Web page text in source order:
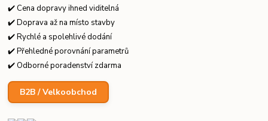
✔️ Cena dopravy ihned viditelná
✔️ Doprava až na místo stavby
✔️ Rychlé a spolehlivé dodání
✔️ Přehledné porovnání parametrů
✔️ Odborné poradenství zdarma
B2B / Velkoobchod